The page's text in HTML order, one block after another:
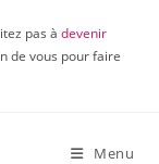
pas à devenir
de vous pour faire
Menu